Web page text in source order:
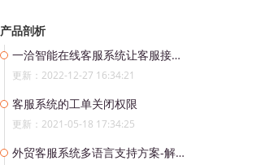
产品剖析
一洽智能在线客服系统让客服接待事半功倍
更新：2022-12-27 16:34:21
客服系统的工单关闭权限
更新：2021-05-18 17:34:25
外贸客服系统多语言支持方案-解放外贸客服压力，实现全球客户无缝沟通